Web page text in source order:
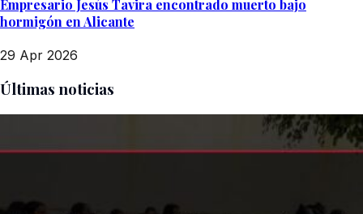
Empresario Jesús Tavira encontrado muerto bajo
hormigón en Alicante
29 Apr 2026
Últimas noticias